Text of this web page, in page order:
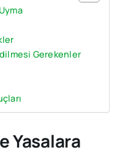
Gerekenler
Yasalara